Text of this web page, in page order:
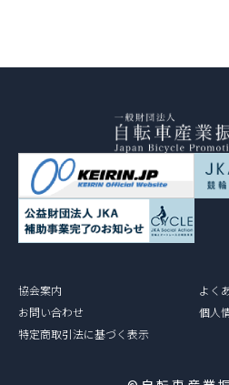
協会案内
よく
お問い合わせ
個人
特定商取引法に基づく表示